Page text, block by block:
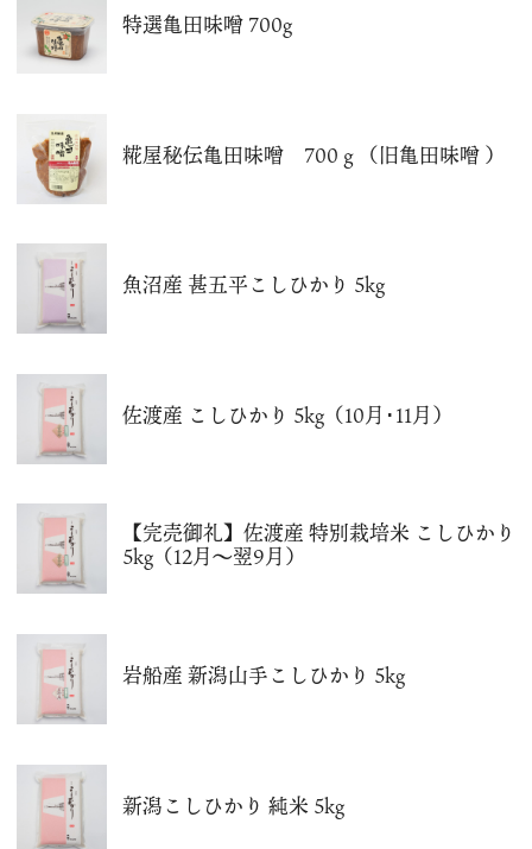
特選亀田味噌 700g
糀屋秘伝亀田味噌 700ｇ（旧亀田味噌 ）
魚沼産 甚五平こしひかり 5kg
佐渡産 こしひかり 5kg（10月･11月）
【完売御礼】佐渡産 特別栽培米 こしひかり
5kg（12月～翌9月）
岩船産 新潟山手こしひかり 5kg
新潟こしひかり 純米 5kg